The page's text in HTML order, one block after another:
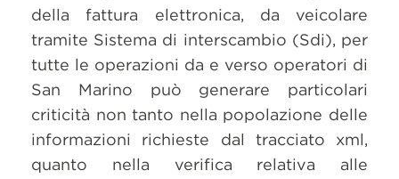
della fattura elettronica, da veicolare
tramite Sistema di interscambio (Sdi), per
tutte le operazioni da e verso operatori di
San Marino può generare particolari
criticità non tanto nella popolazione delle
informazioni richieste dal tracciato xml,
quanto nella verifica relativa alle